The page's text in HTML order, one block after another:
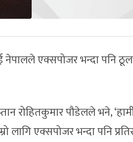
नेपालले एक्सपोजर भन्दा पनि
रोहितकुमार पौडेलले भने,
एक्सपोजर भन्दा पनि